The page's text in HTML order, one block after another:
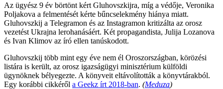
Az ügyész 9 év börtönt kért Gluhovszkijra, míg a védője, Veronika
Poljakova a felmentését kérte bűncselekmény hiánya miatt.
Gluhovszkij a Telegramon és az Instagramon kritizálta az orosz
vezetést Ukrajna lerohanásáért. Két propagandista, Julija Lozanova
és Ivan Klimov az író ellen tanúskodott.
Gluhovszkij több mint egy éve nem él Oroszországban, körözési
listára is került, az orosz igazságügyi minisztérium külföldi
ügynöknek bélyegezte. A könyveit eltávolították a könyvtárakból.
Egy korábbi cikkéről a Geekz írt 2018-ban. (Meduza)